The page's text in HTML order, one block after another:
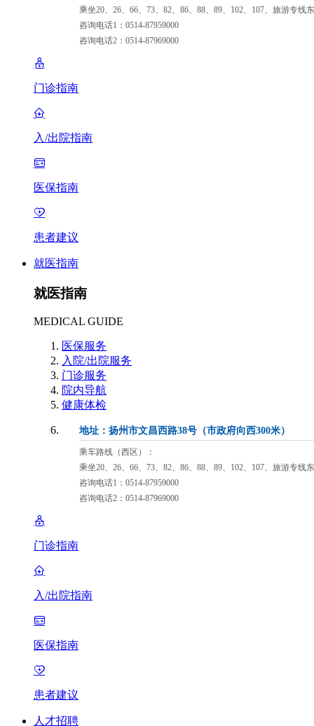
乘坐20、26、66、73、82、86、88、89、102、107、旅游专线
咨询电话1：0514-87959000
咨询电话2：0514-87969000
门诊指南
入/出院指南
医保指南
患者建议
就医指南
就医指南
MEDICAL GUIDE
医保服务
入院/出院服务
门诊服务
院内导航
健康体检
地址：扬州市文昌西路38号（市政府向西300米）
乘车路线（西区）：
乘坐20、26、66、73、82、86、88、89、102、107、旅游专线
咨询电话1：0514-87959000
咨询电话2：0514-87969000
门诊指南
入/出院指南
医保指南
患者建议
人才招聘